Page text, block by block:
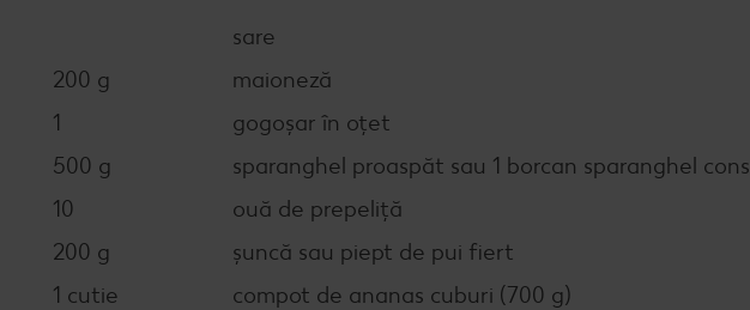
sare
200 g
maioneză
1
gogoșar în oțet
500 g
sparanghel proaspăt sau 1 borcan sparanghel
10
ouă de prepeliță
200 g
șuncă sau piept de pui fiert
1 cutie
compot de ananas cuburi (700 g)